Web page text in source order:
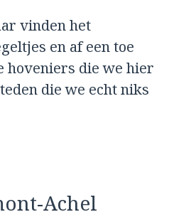
vinden het
en af een toe
hoveniers die we hier
die we echt niks
Achel